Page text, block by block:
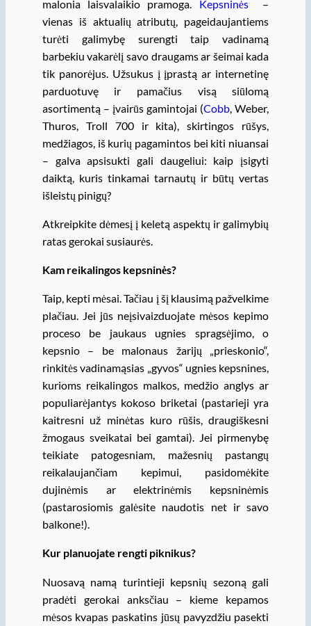
malonia laisvalaikio pramoga. Kepsninės–
vienas iš aktualių atributų, pageidaujantiems
turėti galimybę surengti taip vadinamą
barbekiu vakarėlį savo draugams ar šeimai kada
tik panorėjus. Užsukus į įprastą ar internetinę
parduotuvę ir pamačius visą siūlomą
asortimentą – įvairūs gamintojai (Cobb , Weber,
Thuros, Troll 700 ir kita), skirtingos rūšys,
medžiagos, iš kurių pagamintos bei kiti niuansai
– galva apsisukti gali daugeliui: kaip įsigyti
daiktą, kuris tinkamai tarnautų ir būtų vertas
išleistų pinigų?
Atkreipkite dėmesį į keletą aspektų ir galimybių
ratas gerokai susiaurės.
Kam reikalingos kepsninės?
Taip, kepti mėsai. Tačiau į šį klausimą pažvelkime
plačiau. Jei jūs neįsivaizduojate mėsos kepimo
proceso be jaukaus ugnies spragsėjimo, o
kepsnio – be malonaus žarijų „prieskonio“,
rinkitės vadinamąsias „gyvos“ ugnies kepsnines,
kurioms reikalingos malkos, medžio anglys ar
populiarėjantys kokoso briketai (pastarieji yra
kaitresni už minėtas kuro rūšis, draugiškesni
žmogaus sveikatai bei gamtai). Jei pirmenybę
teikiate patogesniam, mažesnių pastangų
reikalaujančiam kepimui, pasidomėkite
dujinėmis ar elektrinėmis kepsninėmis
(pastarosiomis galėsite naudotis net ir savo
balkone!).
Kur planuojate rengti piknikus?
Nuosavą namą turintieji kepsnių sezoną gali
pradėti gerokai anksčiau – kieme kepamos
mėsos kvapas paskatins jūsų pavyzdžiu pasekti